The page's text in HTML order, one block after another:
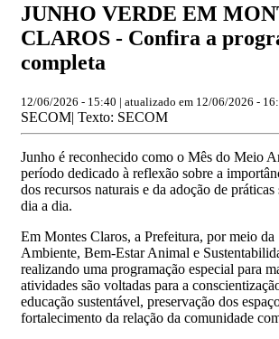
JUNHO VERDE EM
CLAROS - Confira a
completa
12/06/2026 - 15:40 | atualizado em 12/06/2026 -
SECOM| Texto: SECOM
Junho é reconhecido como o Mês do Meio
período dedicado à reflexão sobre a
dos recursos naturais e da adoção de práticas
dia a dia.
Em Montes Claros, a Prefeitura, por meio da
Ambiente, Bem-Estar Animal e
realizando uma programação especial para
atividades são voltadas para a
educação sustentável, preservação dos
fortalecimento da relação da comunidade